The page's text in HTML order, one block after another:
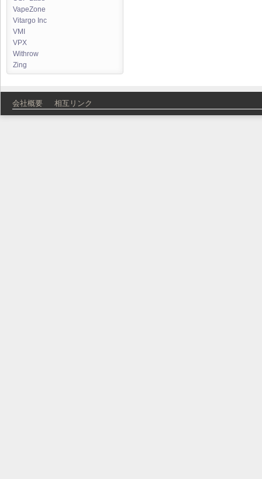
VapeZone
Vitargo Inc
VMI
VPX
Withrow
Zing
会社概要 相互リンク